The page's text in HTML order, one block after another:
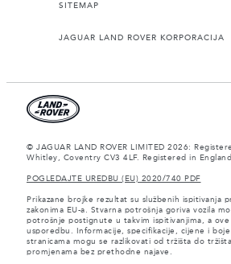
SITEMAP
JAGUAR LAND ROVER KORPORACIJA
© JAGUAR LAND ROVER LIMITED 2026:
Whitley, Coventry CV3 4LF. Registered in
POGLEDAJTE UREDBU (EU) 2020/740 PDF
Prikazane brojke rezultat su službenih ispitivanja
zakonima EU-a. Stvarna potrošnja goriva vozila
potrošnje postignute u takvim ispitivanjima, a ove
usporedbu. Informacije, specifikacije, cijene i
stranicama mogu se razlikovati od tržišta do
promjenama bez prethodne najave.